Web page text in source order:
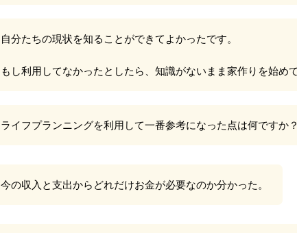
自分たちの現状を知ることができてよかったです。
もし利用してなかったとしたら、知識がないまま家作りを始めて
ライフプランニングを利用して一番参考になった点は何ですか？
今の収入と支出からどれだけお金が必要なのか分かった。